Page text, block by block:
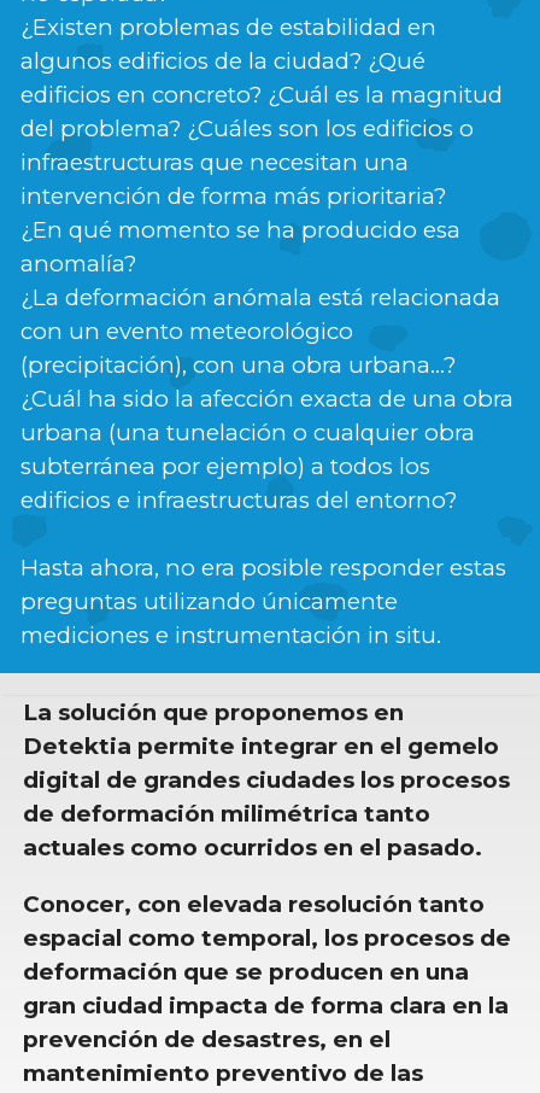
¿Existen problemas de estabilidad en
algunos edificios de la ciudad? ¿Qué
edificios en concreto? ¿Cuál es la magnitud
del problema? ¿Cuáles son los edificios o
infraestructuras que necesitan una
intervención de forma más prioritaria?
¿En qué momento se ha producido esa
anomalía?
¿La deformación anómala está relacionada
con un evento meteorológico
(precipitación), con una obra urbana…?
¿Cuál ha sido la afección exacta de una obra
urbana (una tunelación o cualquier obra
subterránea por ejemplo) a todos los
edificios e infraestructuras del entorno?
Hasta ahora, no era posible responder estas
preguntas utilizando únicamente
mediciones e instrumentación in situ.
La solución que proponemos en
Detektia permite integrar en el gemelo
digital de grandes ciudades los procesos
de deformación milimétrica tanto
actuales como ocurridos en el pasado.
Conocer, con elevada resolución tanto
espacial como temporal, los procesos de
deformación que se producen en una
gran ciudad impacta de forma clara en la
prevención de desastres, en el
mantenimiento preventivo de las